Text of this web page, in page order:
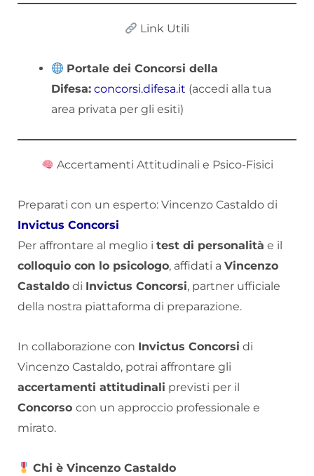
Link Utili
Portale dei Concorsi della
Difesa: concorsi.difesa.it (accedi alla tua
area privata per gli esiti)
Accertamenti Attitudinali e Psico-Fisici
Preparati con un esperto: Vincenzo Castaldo di
Invictus Concorsi
Per affrontare al meglio i test di personalità e il
colloquio con lo psicologo, affidati a Vincenzo
Castaldo di Invictus Concorsi, partner ufficiale
della nostra piattaforma di preparazione.
In collaborazione con Invictus Concorsi di
Vincenzo Castaldo, potrai affrontare gli
accertamenti attitudinali previsti per il
Concorso con un approccio professionale e
mirato.
Chi è Vincenzo Castaldo